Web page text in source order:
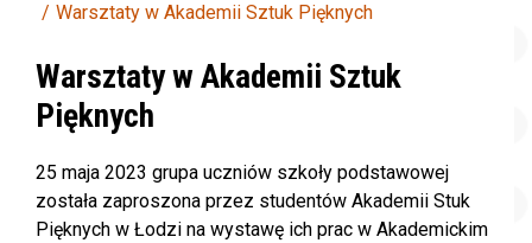
Warsztaty w Akademii Sztuk Pięknych
Warsztaty w Akademii Sztuk
Pięknych
25 maja 2023 grupa uczniów szkoły podstawowej
została zaproszona przez studentów Akademii Stuk
Pięknych w Łodzi na wystawę ich prac w Akademickim